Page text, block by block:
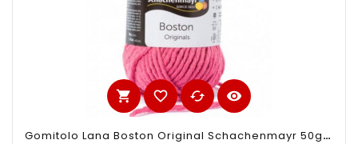
shopping_cart favorite_border cached visibility
Gomitolo Lana Boston Original Schachenmayr 50gr,Ciclamino